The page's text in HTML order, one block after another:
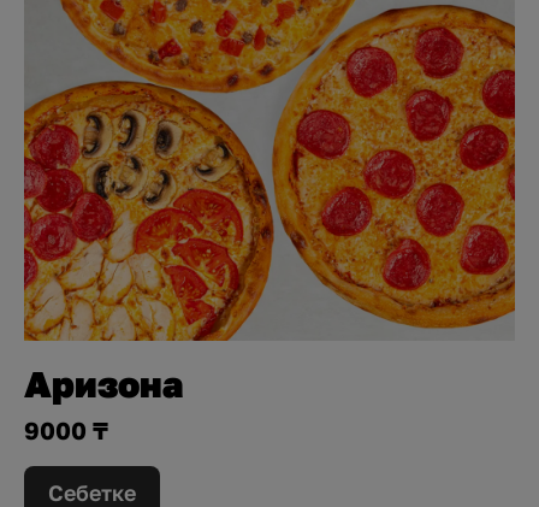
Аризона
9000 ₸
Себетке